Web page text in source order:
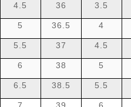
4.5 36 3.5
5 36.5 4
5.5 37 4.5
6 38 5
6.5 38.5 5.5